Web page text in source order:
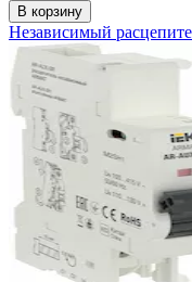
В корзину
Независимый